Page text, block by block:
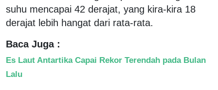
suhu mencapai 42 derajat, yang kira-kira 18
derajat lebih hangat dari rata-rata.
Baca Juga :
Es Laut Antartika Capai Rekor Terendah pada Bulan
Lalu